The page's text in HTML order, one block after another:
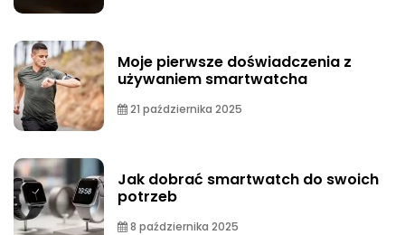
Moje pierwsze doświadczenia z
używaniem smartwatcha
21 października 2025
Jak dobrać smartwatch do swoich
potrzeb
8 października 2025